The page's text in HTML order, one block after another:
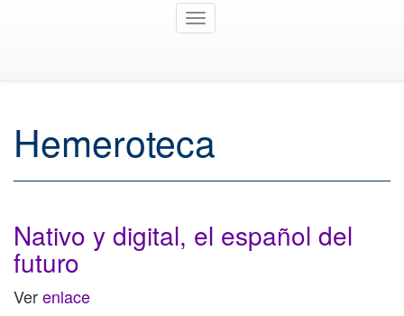
Toggle
Hemeroteca
Nativo y digital, el español del
futuro
Verenlace